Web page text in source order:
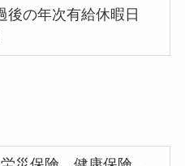
後の年次有給休暇日